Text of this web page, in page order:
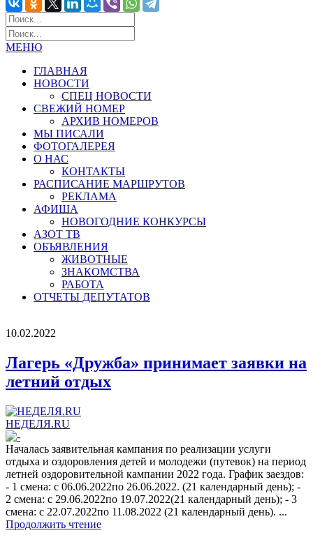
МЕНЮ
ГЛАВНАЯ
НОВОСТИ
СПЕЦ НОВОСТИ
СВЕЖИЙ НОМЕР
АРХИВ НОМЕРОВ
МЫ ПИСАЛИ
ФОТОГАЛЕРЕЯ
О НАС
КОНТАКТЫ
РАСПИСАНИЕ МАРШРУТОВ
РЕКЛАМА
АФИША
НОВОГОДНИЕ КОНКУРСЫ
АЗОТ ТВ
ОБЪЯВЛЕНИЯ
ЖИВОТНЫЕ
ЗНАКОМСТВА
РАБОТА
ОТЧЕТЫ ДЕПУТАТОВ
10.02.2022
Лагерь «Дружба» принимает заявки на
летний отдых
НЕДЕЛЯ.RU
Началась заявительная кампания по реализации услуги
отдыха и оздоровления детей и молодежи (путевок) на период
летней оздоровительной кампании 2022 года. График заездов:
- 1 смена: с 06.06.2022по 26.06.2022. (21 календарный день); -
2 смена: с 29.06.2022по 19.07.2022(21 календарный день); - 3
смена: с 22.07.2022по 11.08.2022 (21 календарный день). ...
Продолжить чтение